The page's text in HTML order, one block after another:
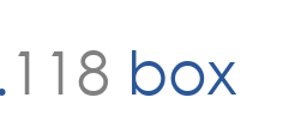
118 box